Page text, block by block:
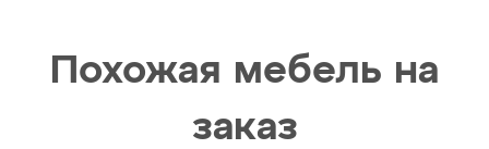
Похожая мебель на
заказ